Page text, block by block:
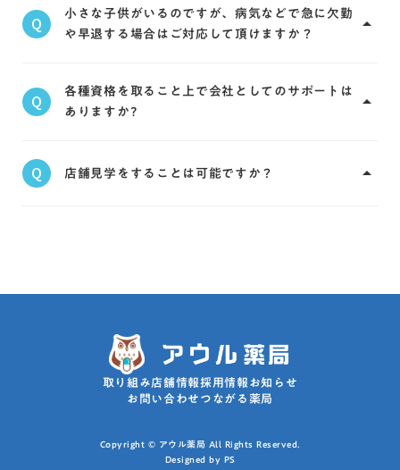
A
アウル薬局ホームページのお問い合わせフォームよ
りお問い合わせいただくか、もしくは直接お電話い
Q
小さな子供がいるのですが、病気などで急に欠勤
や早退する場合はご対応して頂けますか？
arrow_drop_up
A
るスタッフでサポートできる体制を整えていますの
でご安心ください。
Q
各種資格を取ること上で会社としてのサポートは
ありますか?
arrow_drop_up
A
くの資格取得に補助があります。
Q 店舗見学をすることは可能ですか？ arrow_drop_up
取り組み店舗情報採用情報お知らせ
お問い合わせつながる薬局
Copyright © アウル薬局 All Rights Reserved.
Designed by PS